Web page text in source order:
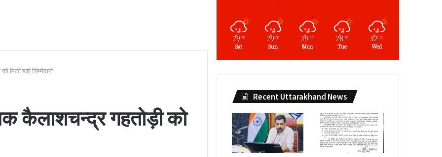
मिली बड़ी जिम्मेदारी
कैलाशचन्द्र गहतोड़ी को
29 ℃
Sat
29 ℃
Sun
29 ℃
Mon
28 ℃
Tue
32 ℃
Wed
Recent Uttarakhand News